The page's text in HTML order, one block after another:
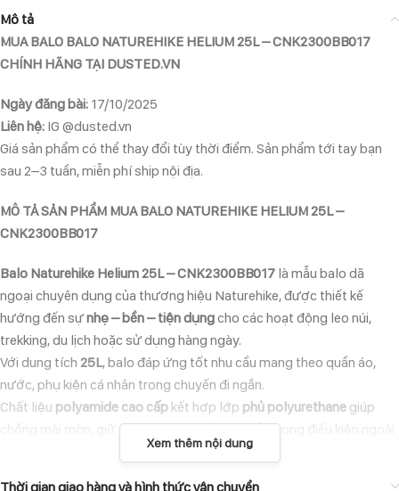
Mô tả
MUA BALO BALO NATUREHIKE HELIUM 25L – CNK2300BB017
CHÍNH HÃNG TẠI DUSTED.VN
Ngày đăng bài: 17/10/2025
Liên hệ: IG @dusted.vn
Giá sản phẩm có thể thay đổi tùy thời điểm. Sản phẩm tới tay bạn
sau 2–3 tuần, miễn phí ship nội địa.
MÔ TẢ SẢN PHẨM MUA BALO NATUREHIKE HELIUM 25L –
CNK2300BB017
Balo Naturehike Helium 25L – CNK2300BB017 là mẫu balo dã
ngoại chuyên dụng của thương hiệu Naturehike, được thiết kế
hướng đến sựnhẹ – bền – tiện dụngcho các hoạt động leo núi,
trekking, du lịch hoặc sử dụng hàng ngày.
Với dung tích 25L, balo đáp ứng tốt nhu cầu mang theo quần áo,
nước, phụ kiện cá nhân trong chuyến đi ngắn.
Chất liệu polyamide cao cấp kết hợp lớp phủ polyurethane giúp
chống mài mòn, giữ form, và hạn chế bám bẩn trong điều kiện ngoài
Xem thêm nội dung
Thời gian giao hàng và hình thức vận chuyển